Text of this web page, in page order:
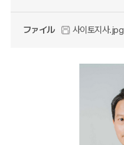
ファイル 사이토지사.jpg